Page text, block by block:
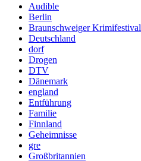
Audible
Berlin
Braunschweiger Krimifestival
Deutschland
dorf
Drogen
DTV
Dänemark
england
Entführung
Familie
Finnland
Geheimnisse
gre
Großbritannien